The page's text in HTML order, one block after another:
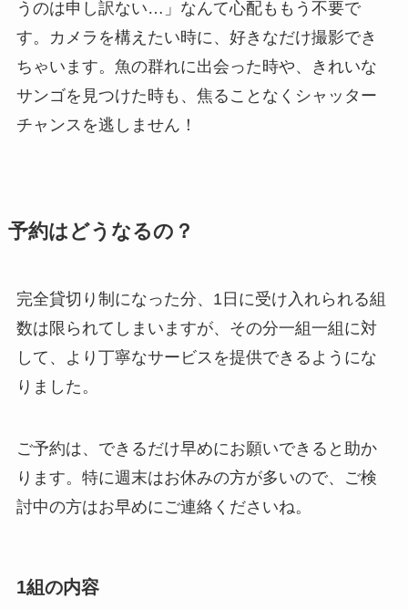
うのは申し訳ない…」なんて心配ももう不要で
す。カメラを構えたい時に、好きなだけ撮影でき
ちゃいます。魚の群れに出会った時や、きれいな
サンゴを見つけた時も、焦ることなくシャッター
チャンスを逃しません！
予約はどうなるの？
完全貸切り制になった分、1日に受け入れられる組
数は限られてしまいますが、その分一組一組に対
して、より丁寧なサービスを提供できるようにな
りました。
ご予約は、できるだけ早めにお願いできると助か
ります。特に週末はお休みの方が多いので、ご検
討中の方はお早めにご連絡くださいね。
1組の内容